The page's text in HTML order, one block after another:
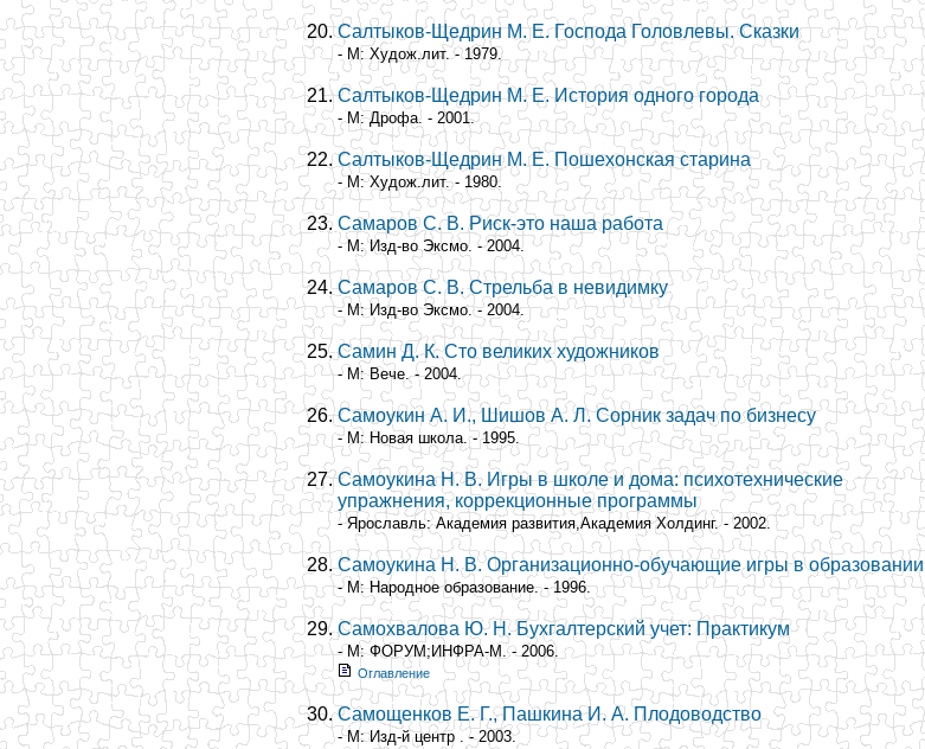
Салтыков-Щедрин М. Е. Господа Головлевы. Сказки
- М: Худож.лит. - 1979.
Салтыков-Щедрин М. Е. История одного города
- М: Дрофа. - 2001.
Салтыков-Щедрин М. Е. Пошехонская старина
- М: Худож.лит. - 1980.
Самаров С. В. Риск-это наша работа
- М: Изд-во Эксмо. - 2004.
Самаров С. В. Стрельба в невидимку
- М: Изд-во Эксмо. - 2004.
Самин Д. К. Сто великих художников
- М: Вече. - 2004.
Самоукин А. И., Шишов А. Л. Сорник задач по бизнесу
- М: Новая школа. - 1995.
Самоукина Н. В. Игры в школе и дома: психотехнические
упражнения, коррекционные программы
- Ярославль: Академия развития,Академия Холдинг. - 2002.
Самоукина Н. В. Организационно-обучающие игры в образовании
- М: Народное образование. - 1996.
Самохвалова Ю. Н. Бухгалтерский учет: Практикум
- М: ФОРУМ;ИНФРА-М. - 2006.
Оглавление
Самощенков Е. Г., Пашкина И. А. Плодоводство
- М: Изд-й центр . - 2003.